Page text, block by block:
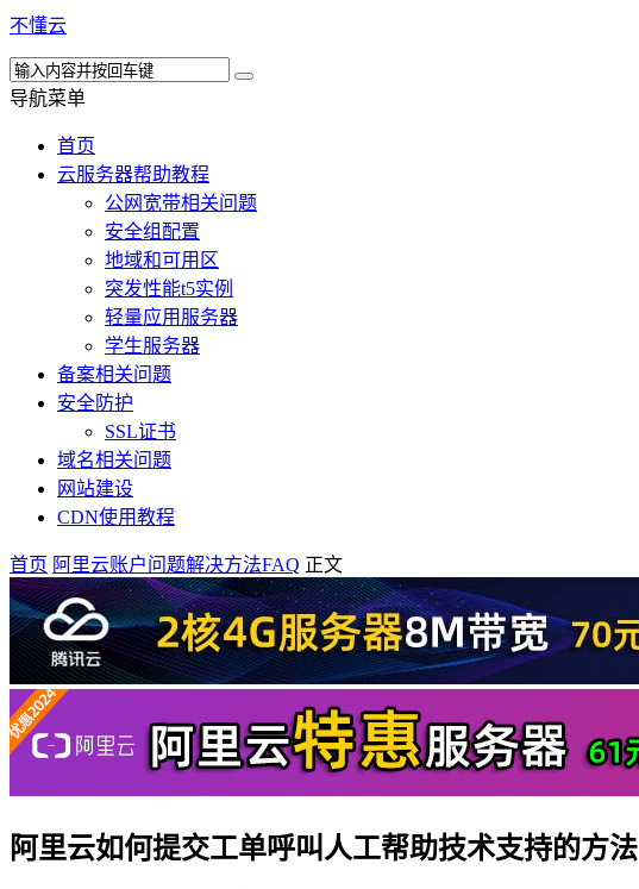
不懂云
导航菜单
首页
云服务器帮助教程
公网宽带相关问题
安全组配置
地域和可用区
突发性能t5实例
轻量应用服务器
学生服务器
备案相关问题
安全防护
SSL证书
域名相关问题
网站建设
CDN使用教程
首页 阿里云账户问题解决方法FAQ 正文
阿里云如何提交工单呼叫人工帮助技术支持的方法